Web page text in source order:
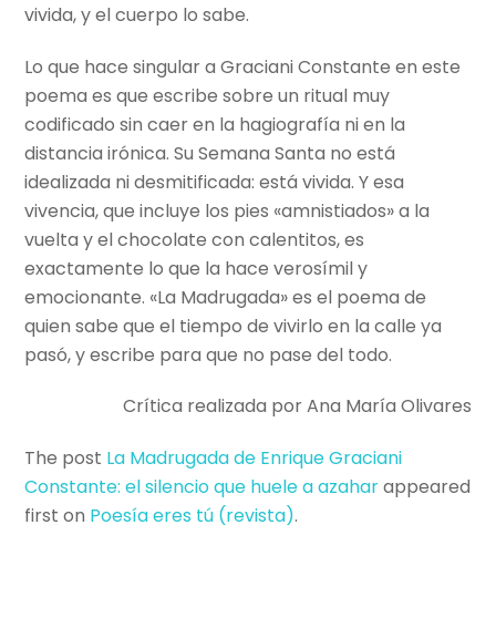
vivida, y el cuerpo lo sabe.
Lo que hace singular a Graciani Constante en este
poema es que escribe sobre un ritual muy
codificado sin caer en la hagiografía ni en la
distancia irónica. Su Semana Santa no está
idealizada ni desmitificada: está vivida. Y esa
vivencia, que incluye los pies «amnistiados» a la
vuelta y el chocolate con calentitos, es
exactamente lo que la hace verosímil y
emocionante. «La Madrugada» es el poema de
quien sabe que el tiempo de vivirlo en la calle ya
pasó, y escribe para que no pase del todo.
Crítica realizada por Ana María Olivares
The post La Madrugada de Enrique Graciani
Constante: el silencio que huele a azaharappeared
first on Poesí­a eres tú (revista).